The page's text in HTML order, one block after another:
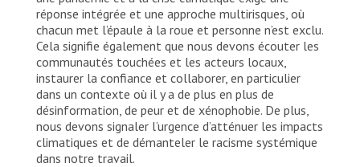
réponse intégrée et une approche multirisques, où
chacun met l’épaule à la roue et personne n’est exclu.
Cela signifie également que nous devons écouter les
communautés touchées et les acteurs locaux,
instaurer la confiance et collaborer, en particulier
dans un contexte où il y a de plus en plus de
désinformation, de peur et de xénophobie. De plus,
nous devons signaler l’urgence d’atténuer les impacts
climatiques et de démanteler le racisme systémique
dans notre travail.